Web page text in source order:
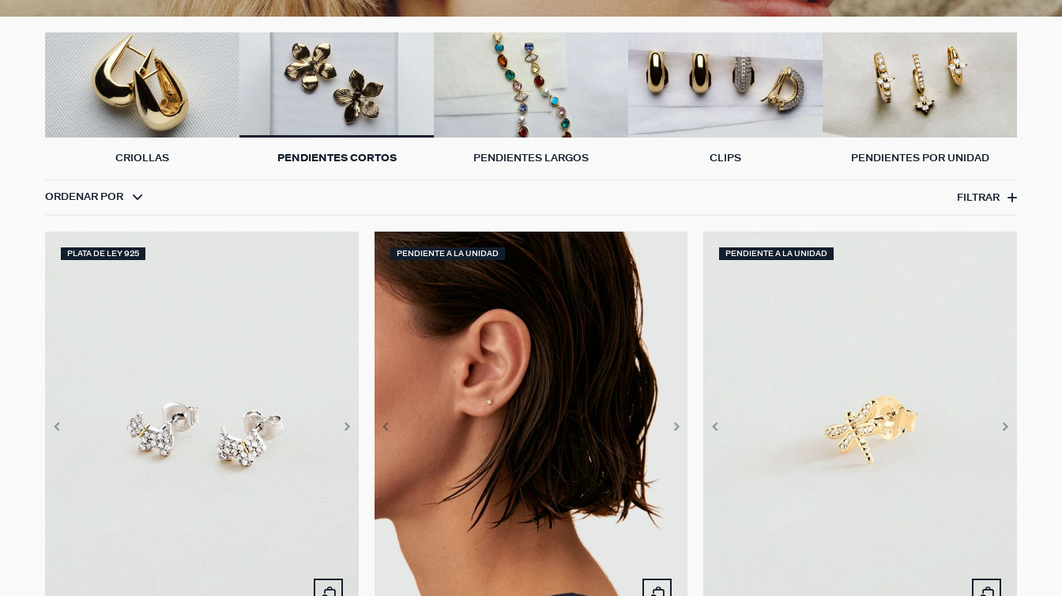
CRIOLLAS PENDIENTES CORTOS PENDIENTES LARGOS CLIPS PENDIENTES POR UNIDAD
ORDENAR POR FILTRAR
PLATA DE LEY 925 PENDIENTE A LA UNIDAD PENDIENTE A LA UNIDAD